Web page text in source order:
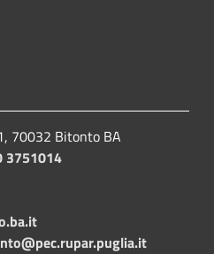
70032 Bitonto BA
3751014